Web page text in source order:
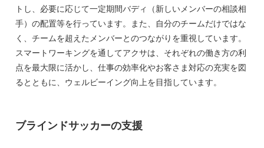
トし、必要に応じて一定期間バディ（新しいメンバーの相談相
手）の配置等を行っています。また、自分のチームだけではな
く、チームを超えたメンバーとのつながりを重視しています。
スマートワーキングを通してアクサは、それぞれの働き方の利
点を最大限に活かし、仕事の効率化やお客さま対応の充実を図
るとともに、ウェルビーイング向上を目指しています。
ブラインドサッカーの支援